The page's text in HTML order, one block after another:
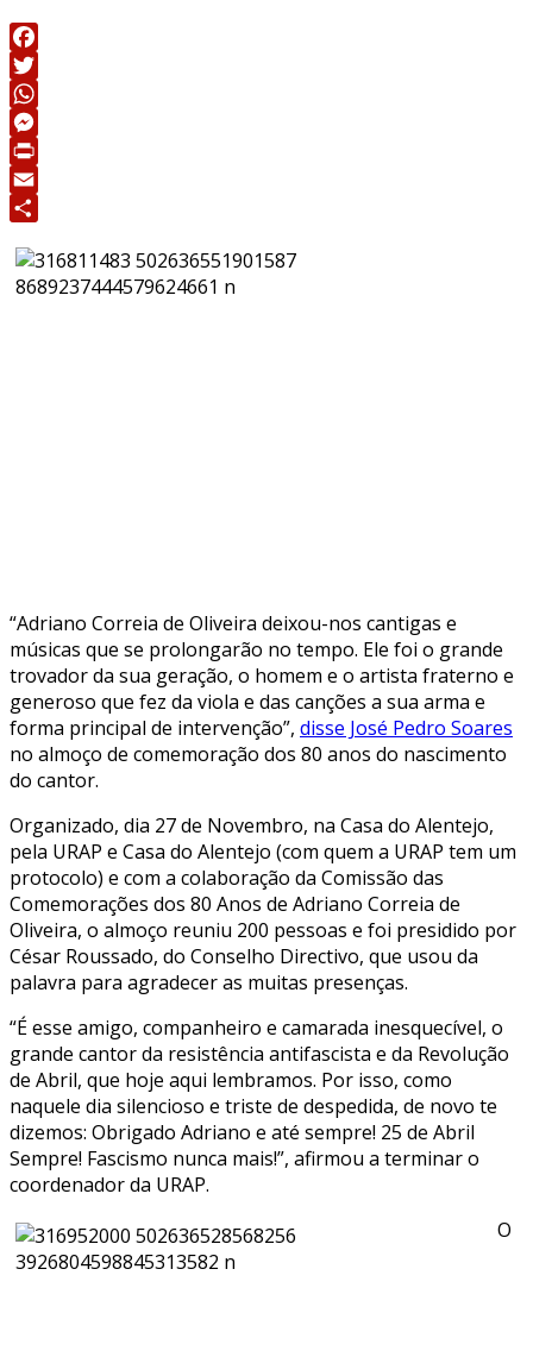
Facebook
Twitter
WhatsApp
Messenger
Print
Email
“Adriano Correia de Oliveira deixou-nos cantigas e
músicas que se prolongarão no tempo. Ele foi o grande
trovador da sua geração, o homem e o artista fraterno e
generoso que fez da viola e das canções a sua arma e
forma principal de intervenção”, disse José Pedro Soares
no almoço de comemoração dos 80 anos do nascimento
do cantor.
Organizado, dia 27 de Novembro, na Casa do Alentejo,
pela URAP e Casa do Alentejo (com quem a URAP tem um
protocolo) e com a colaboração da Comissão das
Comemorações dos 80 Anos de Adriano Correia de
Oliveira, o almoço reuniu 200 pessoas e foi presidido por
César Roussado, do Conselho Directivo, que usou da
palavra para agradecer as muitas presenças.
“É esse amigo, companheiro e camarada inesquecível, o
grande cantor da resistência antifascista e da Revolução
de Abril, que hoje aqui lembramos. Por isso, como
naquele dia silencioso e triste de despedida, de novo te
dizemos: Obrigado Adriano e até sempre! 25 de Abril
Sempre! Fascismo nunca mais!”, afirmou a terminar o
coordenador da URAP.
O